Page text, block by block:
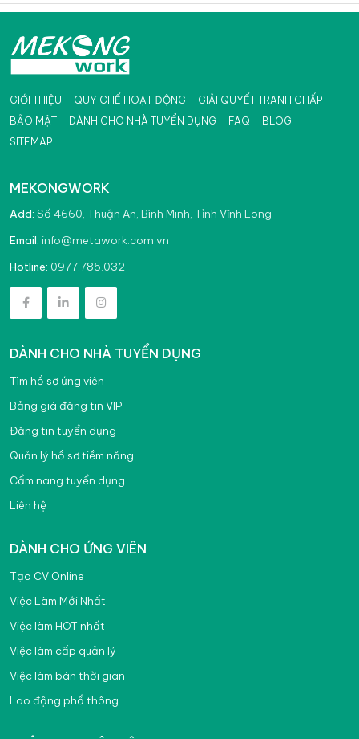
GIỚI THIỆU QUY CHẾ HOẠT ĐỘNG
GIẢI QUYẾT TRANH CHẤP
BẢO MẬT
DÀNH CHO NHÀ TUYỂN DỤNG FAQ
BLOG
SITEMAP
MEKONGWORK
Add: Số 4660, Thuận An, Bình Minh, Tỉnh Vĩnh Long
Email: info@metawork.com.vn
Hotline: 0977.785.032
DÀNH CHO NHÀ TUYỂN DỤNG
Tìm hồ sơ ứng viên
Bảng giá đăng tin VIP
Đăng tin tuyển dụng
Quản lý hồ sơ tiềm năng
Cẩm nang tuyển dụng
Liên hệ
DÀNH CHO ỨNG VIÊN
Tạo CV Online
Việc Làm Mới Nhất
Việc làm HOT nhất
Việc làm cấp quản lý
Việc làm bán thời gian
Lao động phổ thông